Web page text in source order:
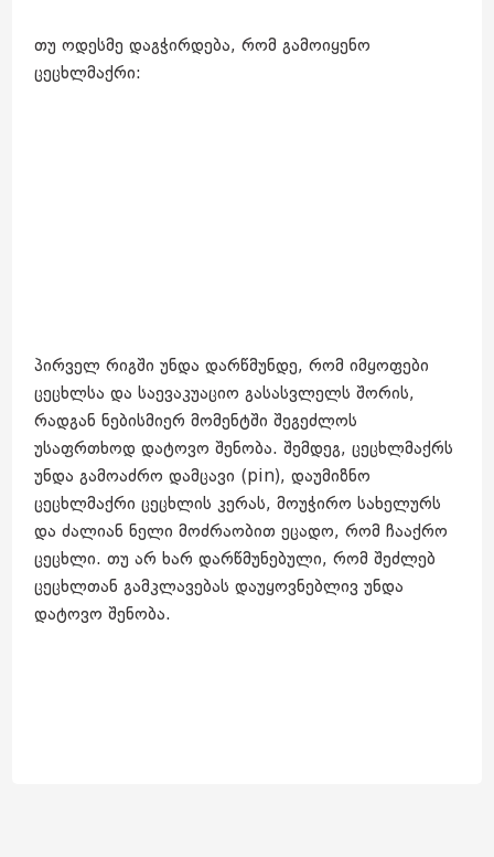
თუ ოდესმე დაგჭირდება, რომ გამოიყენო
ცეცხლმაქრი:
პირველ რიგში უნდა დარწმუნდე, რომ იმყოფები
ცეცხლსა და საევაკუაციო გასასვლელს შორის,
რადგან ნებისმიერ მომენტში შეგეძლოს
უსაფრთხოდ დატოვო შენობა. შემდეგ, ცეცხლმაქრს
უნდა გამოაძრო დამცავი (pin), დაუმიზნო
ცეცხლმაქრი ცეცხლის კერას, მოუჭირო სახელურს
და ძალიან ნელი მოძრაობით ეცადო, რომ ჩააქრო
ცეცხლი. თუ არ ხარ დარწმუნებული, რომ შეძლებ
ცეცხლთან გამკლავებას დაუყოვნებლივ უნდა
დატოვო შენობა.